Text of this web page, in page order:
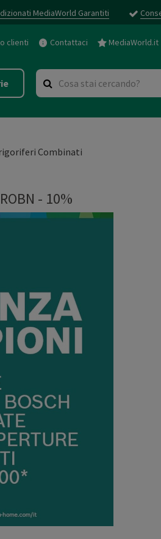
MediaWorld Garantiti
clienti Contattaci MediaWorld.it
Combinati
- 10%